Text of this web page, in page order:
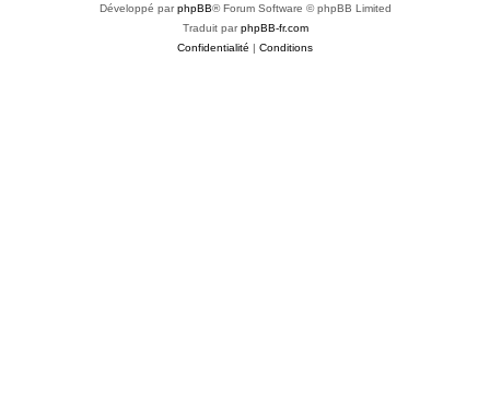
Développé parphpBB® Forum Software © phpBB Limited
Traduit parphpBB-fr.com
Confidentialité | Conditions